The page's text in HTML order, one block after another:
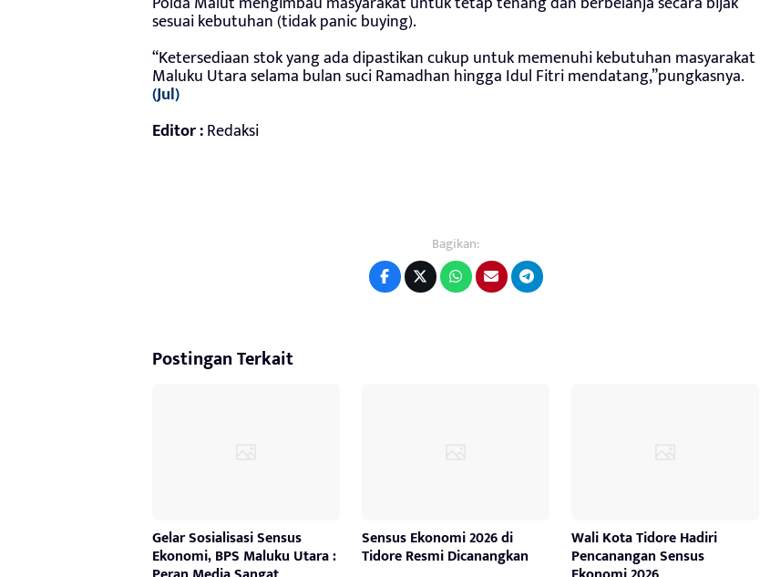
sesuai kebutuhan (tidak panic buying).
“Ketersediaan stok yang ada dipastikan cukup untuk memenuhi kebutuhan masyarakat
Maluku Utara selama bulan suci Ramadhan hingga Idul Fitri mendatang,”pungkasnya.
(Jul)
Editor :Redaksi
Bagikan:
Postingan Terkait
Gelar Sosialisasi Sensus
Ekonomi, BPS Maluku Utara :
Sensus Ekonomi 2026 di
Tidore Resmi Dicanangkan
Wali Kota Tidore Hadiri
Pencanangan Sensus